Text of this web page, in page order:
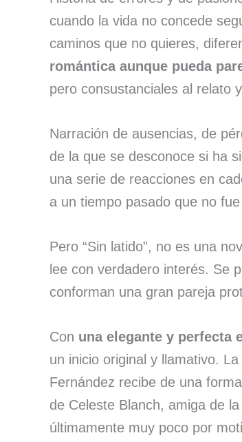
cuando la vida no concede
caminos que no quieres,
romántica aunque pueda
pero consustanciales al relato
Narración de ausencias, de
de la que se desconoce si ha
una serie de reacciones en
a un tiempo pasado que no
Pero “Sin latido”, no es una
lee con verdadero interés. Se
conforman una gran pareja
Con una elegante y perfecta
un inicio original y llamativo.
Fernández recibe de una
de Celeste Blanch, amiga de
últimamente muy poco por